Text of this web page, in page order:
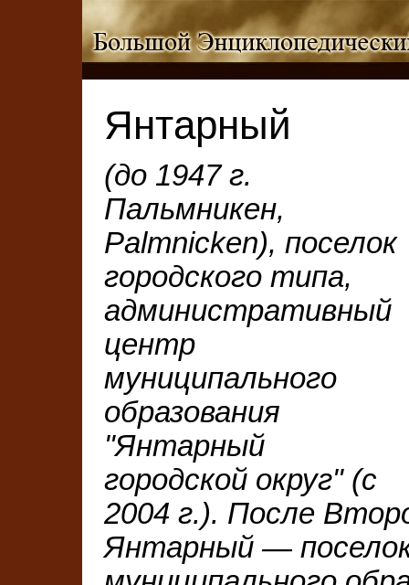
Янтарный
(до 1947 г.
Пальмникен,
Palmnicken), поселок
городского типа,
административный
центр
муниципального
образования
"Янтарный
городской округ" (с
2004 г.). После
Янтарный —